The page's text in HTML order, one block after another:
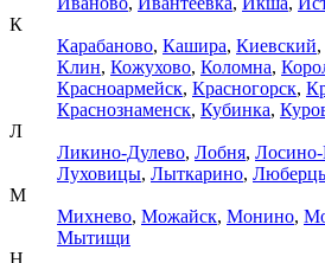
К
Карабаново, Кашира, Киевский,
Клин, Кожухово, Коломна,
Красноармейск, Красногорск,
Краснознаменск, Кубинка,
Л
Ликино-Дулево, Лобня,
Луховицы, Лыткарино,
М
Михнево, Можайск, Монино,
Мытищи
Н